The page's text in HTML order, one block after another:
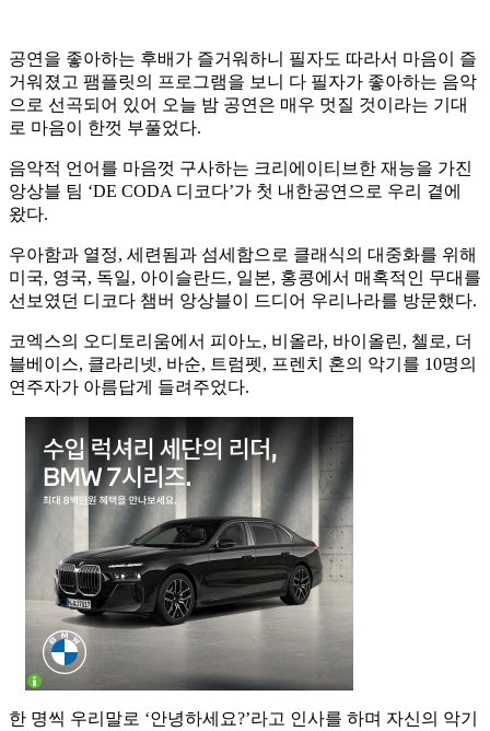
공연을 좋아하는 후배가 즐거워하니 필자도 따라서 마음이 즐
거워졌고 팸플릿의 프로그램을 보니 다 필자가 좋아하는 음악
으로 선곡되어 있어 오늘 밤 공연은 매우 멋질 것이라는 기대
로 마음이 한껏 부풀었다.
음악적 언어를 마음껏 구사하는 크리에이티브한 재능을 가진
앙상블 팀 ‘DE CODA 디코다’가 첫 내한공연으로 우리 곁에
왔다.
우아함과 열정, 세련됨과 섬세함으로 클래식의 대중화를 위해
미국, 영국, 독일, 아이슬란드, 일본, 홍콩에서 매혹적인 무대를
선보였던 디코다 챔버 앙상블이 드디어 우리나라를 방문했다.
코엑스의 오디토리움에서 피아노, 비올라, 바이올린, 첼로, 더
블베이스, 클라리넷, 바순, 트럼펫, 프렌치 혼의 악기를 10명의
연주자가 아름답게 들려주었다.
한 명씩 우리말로 ‘안녕하세요?’라고 인사를 하며 자신의 악기